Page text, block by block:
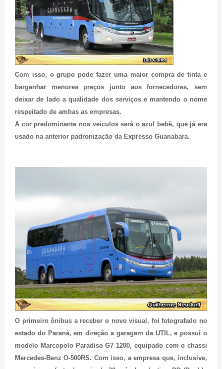
Com isso, o grupo pode fazer uma maior compra de tinta e
barganhar menores preços junto aos fornecedores, sem
deixar de lado a qualidade dos serviços e mantendo o nome
respeitado de ambas as empresas.
A cor predominante nos veículos será o azul bebê, que já era
usado na anterior padronização da Expresso Guanabara.
O primeiro ônibus a receber o novo visual, foi fotografado no
estado do Paraná, em direção a garagem da UTIL, e possui o
modelo Marcopolo Paradiso G7 1200, equipado com o chassi
Mercedes-Benz O-500RS. Com isso, a empresa que, inclusive,